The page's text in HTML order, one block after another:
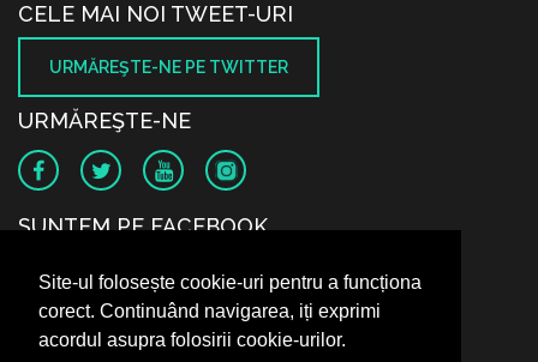
Site-ul folosește cookie-uri pentru a funcționa
corect. Continuând navigarea, iți exprimi
acordul asupra folosirii cookie-urilor.
CELE MAI NOI TWEET-URI
URMĂREŞTE-NE PE TWITTER
URMĂREŞTE-NE
SUNTEM PE FACEBOOK